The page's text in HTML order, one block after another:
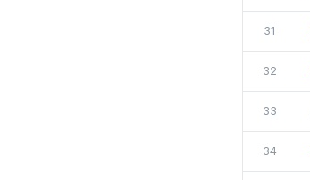
31
32
33
34